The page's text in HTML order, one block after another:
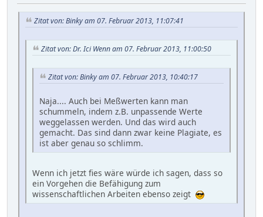
Zitat von: Binky am 07. Februar 2013, 11:07:41
Zitat von: Dr. Ici Wenn am 07. Februar 2013, 11:00:50
Zitat von: Binky am 07. Februar 2013, 10:40:17
Naja.... Auch bei Meßwerten kann man
schummeln, indem z.B. unpassende Werte
weggelassen werden. Und das wird auch
gemacht. Das sind dann zwar keine Plagiate, es
ist aber genau so schlimm.
Wenn ich jetzt fies wäre würde ich sagen, dass so
ein Vorgehen die Befähigung zum
wissenschaftlichen Arbeiten ebenso zeigt